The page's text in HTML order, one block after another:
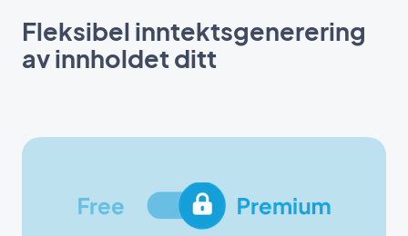
Fleksibel inntektsgenerering
av innholdet ditt